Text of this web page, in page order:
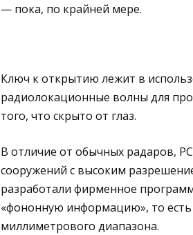
— пока, по крайней мере.
Ключ к открытию лежит в
радиолокационные волны для
того, что скрыто от глаз.
В отличие от обычных радаров,
сооружений с высоким
разработали фирменное
«фононную информацию», то
миллиметрового диапазона.